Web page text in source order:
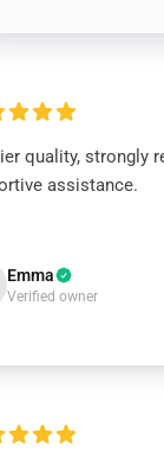
quality, strongly
assistance.
Emma
Verified owner